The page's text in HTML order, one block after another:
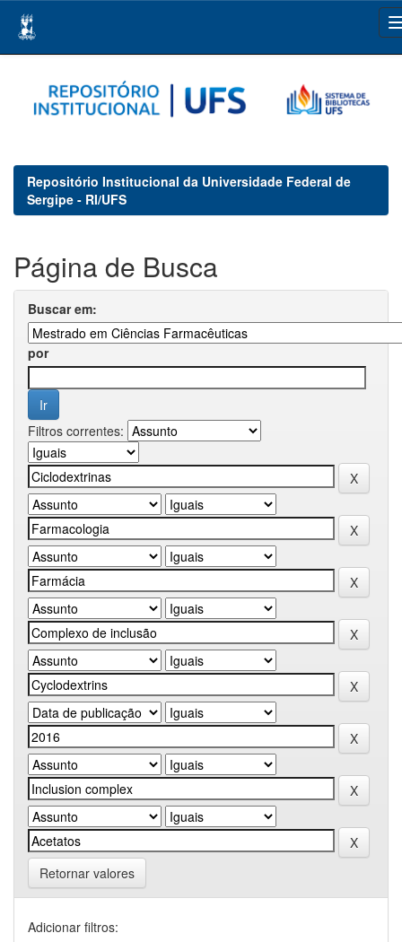
navigation
Repositório Institucional da Universidade Federal de
Sergipe - RI/UFS
Página de Busca
Buscar em:
por
Filtros correntes:
Retornar valores
Adicionar filtros: